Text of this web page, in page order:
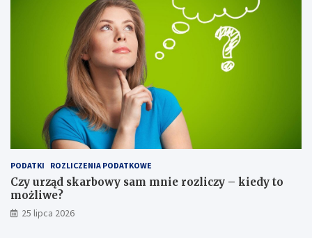
PODATKI ROZLICZENIA PODATKOWE
Czy urząd skarbowy sam mnie rozliczy – kiedy to
możliwe?
25 lipca 2026